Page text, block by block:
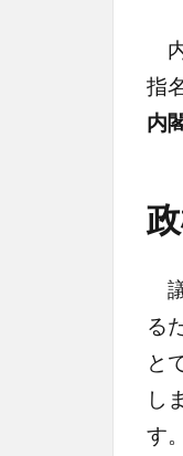
指
内
る
と
し
す